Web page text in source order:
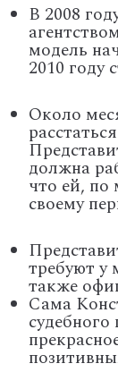
В 2008
модель
2010 году
Около
должна
что ей,
своему
требуют у
также
Сама